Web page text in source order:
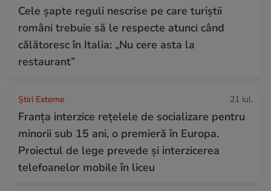
Cele șapte reguli nescrise pe care turiștii
români trebuie să le respecte atunci când
călătoresc în Italia: „Nu cere asta la
restaurant”
Știri Externe 21 iul.
Franța interzice rețelele de socializare pentru
minorii sub 15 ani, o premieră în Europa.
Proiectul de lege prevede şi interzicerea
telefoanelor mobile în liceu